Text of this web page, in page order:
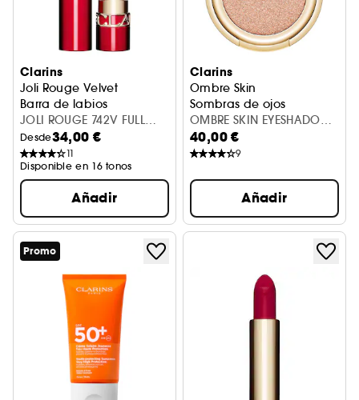
Clarins
Joli Rouge Velvet
Barra de labios
JOLI ROUGE 742V FULL
RENO 3.5G
Desde34,00 €
11
Disponible en 16 tonos
Añadir
Clarins
Ombre Skin
Sombras de ojos
OMBRE SKIN EYESHADOW
04
40,00 €
9
Añadir
Promo